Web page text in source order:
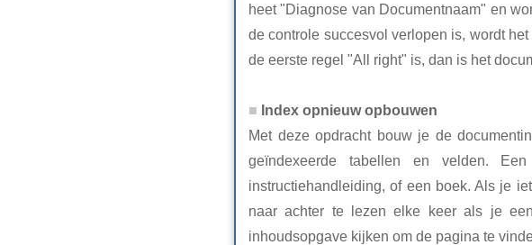
heet "Diagnose van Documentnaam" en
de controle succesvol verlopen is, wordt
de eerste regel "All right" is, dan is het
Index opnieuw opbouwen
Met deze opdracht bouw je de
geïndexeerde tabellen en velden.
instructiehandleiding, of een boek. Als je
naar achter te lezen elke keer als je
inhoudsopgave kijken om de pagina te